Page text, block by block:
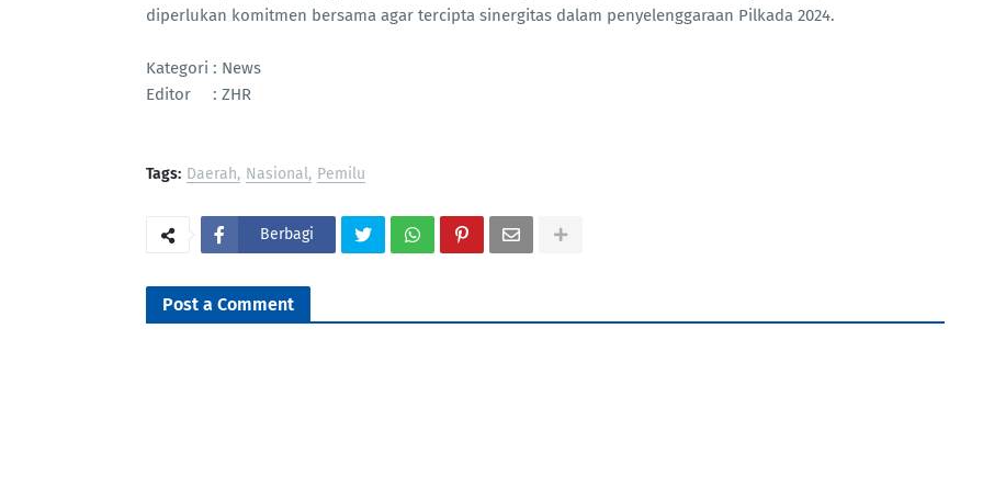
diperlukan komitmen bersama agar tercipta sinergitas dalam penyelenggaraan Pilkada 2024.
Kategori : News
Editor : ZHR
Tags: Daerah Nasional Pemilu
Berbagi
Post a Comment